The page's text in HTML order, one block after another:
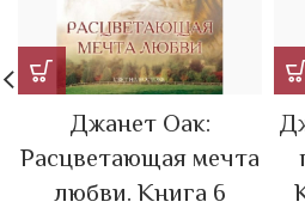
Джанет Оак:
Расцветающая мечта
любви. Книга 6